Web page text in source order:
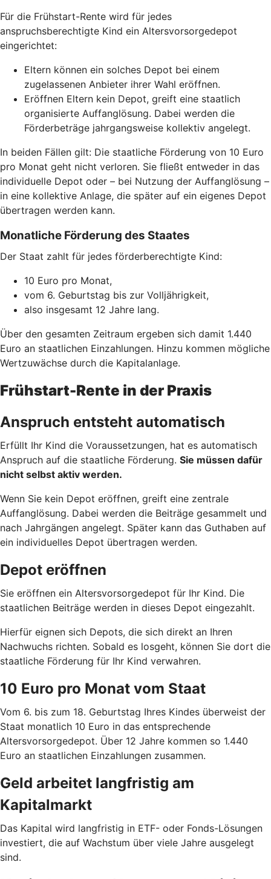
Für die Frühstart-Rente wird für jedes
anspruchsberechtigte Kind ein Altersvorsorgedepot
eingerichtet:
Eltern können ein solches Depot bei einem
zugelassenen Anbieter ihrer Wahl eröffnen.
Eröffnen Eltern kein Depot, greift eine staatlich
organisierte Auffanglösung. Dabei werden die
Förderbeträge jahrgangsweise kollektiv angelegt.
In beiden Fällen gilt: Die staatliche Förderung von 10 Euro
pro Monat geht nicht verloren. Sie fließt entweder in das
individuelle Depot oder – bei Nutzung der Auffanglösung –
in eine kollektive Anlage, die später auf ein eigenes Depot
übertragen werden kann.
Monatliche Förderung des Staates
Der Staat zahlt für jedes förderberechtigte Kind:
10 Euro pro Monat,
vom 6. Geburtstag bis zur Volljährigkeit,
also insgesamt 12 Jahre lang.
Über den gesamten Zeitraum ergeben sich damit 1.440
Euro an staatlichen Einzahlungen. Hinzu kommen mögliche
Wertzuwächse durch die Kapitalanlage.
Frühstart-Rente in der Praxis
Anspruch entsteht automatisch
Erfüllt Ihr Kind die Voraussetzungen, hat es automatisch
Anspruch auf die staatliche Förderung. Sie müssen dafür
nicht selbst aktiv werden.
Wenn Sie kein Depot eröffnen, greift eine zentrale
Auffanglösung. Dabei werden die Beiträge gesammelt und
nach Jahrgängen angelegt. Später kann das Guthaben auf
ein individuelles Depot übertragen werden.
Depot eröffnen
Sie eröffnen ein Altersvorsorgedepot für Ihr Kind. Die
staatlichen Beiträge werden in dieses Depot eingezahlt.
Hierfür eignen sich Depots, die sich direkt an Ihren
Nachwuchs richten. Sobald es losgeht, können Sie dort die
staatliche Förderung für Ihr Kind verwahren.
10 Euro pro Monat vom Staat
Vom 6. bis zum 18. Geburtstag Ihres Kindes überweist der
Staat monatlich 10 Euro in das entsprechende
Altersvorsorgedepot. Über 12 Jahre kommen so 1.440
Euro an staatlichen Einzahlungen zusammen.
Geld arbeitet langfristig am
Kapitalmarkt
Das Kapital wird langfristig in ETF- oder Fonds-Lösungen
investiert, die auf Wachstum über viele Jahre ausgelegt
sind.